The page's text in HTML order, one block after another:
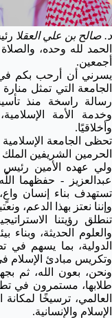
د. صالح بن علي العقلا
الحمد لله وحده،
أجمعين.
يسرني أن أرحب بكم في
الجامعة التي تمثل
رسالة راسخة منذ
وخدمة الأمة
وأخلاقيًا.
تحظى الجامعة
الحرمين الشريفين
ولي عهده الأمين
تستهدف بناء إنسان
وإننا نعتز بهذا الدعم،
تنطلق رؤيتنا
والعلوم الحديثة، وبناء
الدولية، بما يسهم في
وتكريس مبادئ الإسلام
ونحن، بعون الله، ثم
طلابها، مستمرون في
العالمي، ترسيخًا
الإسلام والإنسانية.